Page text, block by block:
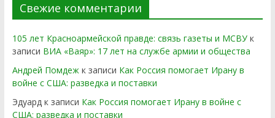
Свежие комментарии
105 лет Красноармейской правде: связь газеты и МСВУк
записи ВИА «Ваяр»: 17 лет на службе армии и общества
Андрей Помдежк записи Как Россия помогает Ирану в
войне с США: разведка и поставки
Эдуардк записи Как Россия помогает Ирану в войне с
США: разведка и поставки